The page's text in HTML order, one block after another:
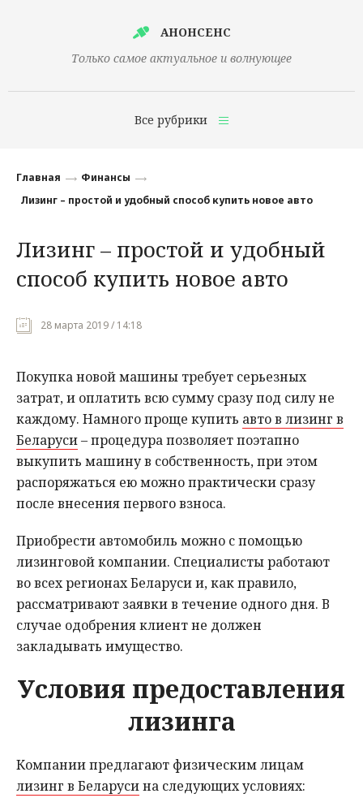
АНОНСЕНС
Только самое актуальное и волнующее
Все рубрики
Финансы
Наука
Культура
Общество
Мнения
Происшествия
Главная
Финансы
Лизинг – простой и удобный способ купить новое авто
Лизинг – простой и удобный
способ купить новое авто
28 марта 2019 / 14:18
Покупка новой машины требует серьезных
затрат, и оплатить всю сумму сразу под силу не
каждому. Намного проще купить авто в лизинг в
Беларуси– процедура позволяет поэтапно
выкупить машину в собственность, при этом
распоряжаться ею можно практически сразу
после внесения первого взноса.
Приобрести автомобиль можно с помощью
лизинговой компании. Специалисты работают
во всех регионах Беларуси и, как правило,
рассматривают заявки в течение одного дня. В
случае одобрения клиент не должен
закладывать имущество.
Условия предоставления
лизинга
Компании предлагают физическим лицам
лизинг в Беларусина следующих условиях: